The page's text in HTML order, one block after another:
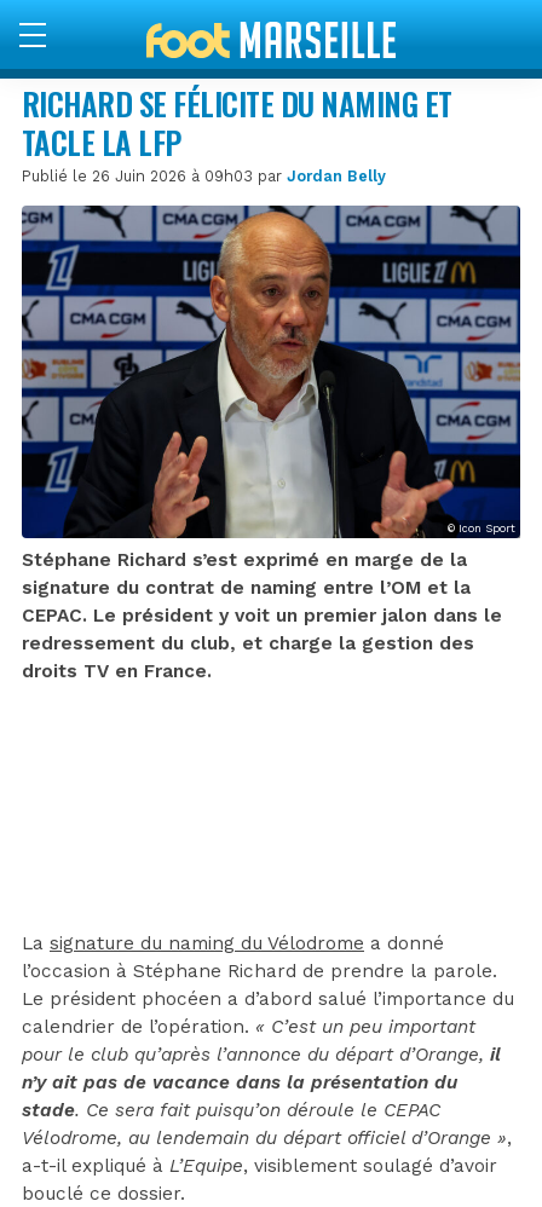
RICHARD SE FÉLICITE DU NAMING ET
TACLE LA LFP
Publié le 26 Juin 2026 à 09h03 par Jordan Belly
© Icon Sport
Stéphane Richard s’est exprimé en marge de la
signature du contrat de naming entre l’OM et la
CEPAC. Le président y voit un premier jalon dans le
redressement du club, et charge la gestion des
droits TV en France.
La signature du naming du Vélodrome a donné
l’occasion à Stéphane Richard de prendre la parole.
Le président phocéen a d’abord salué l’importance du
calendrier de l’opération. « C’est un peu important
pour le club qu’après l’annonce du départ d’Orange, il
n’y ait pas de vacance dans la présentation du
stade. Ce sera fait puisqu’on déroule le CEPAC
Vélodrome, au lendemain du départ officiel d’Orange »,
a-t-il expliqué à L’Equipe, visiblement soulagé d’avoir
bouclé ce dossier.